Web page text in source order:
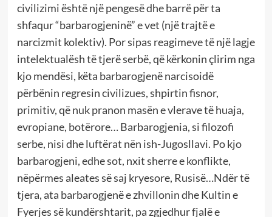
civilizimi është një pengesë dhe barrë për ta
shfaqur “barbarogjeninë” e vet (një trajtë e
narcizmit kolektiv). Por sipas reagimeve të një lagje
intelektualësh të tjerë serbë, që kërkonin çlirim nga
kjo mendësi, këta barbarogjenë narcisoidë
përbënin regresin civilizues, shpirtin fisnor,
primitiv, që nuk pranon masën e vlerave të huaja,
evropiane, botërore… Barbarogjenia, si filozofi
serbe, nisi dhe luftërat nën ish-Jugosllavi. Po kjo
barbarogjeni, edhe sot, nxit sherre e konflikte,
nëpërmes aleates së saj kryesore, Rusisë…Ndër të
tjera, ata barbarogjenë e zhvillonin dhe Kultin e
Fyerjes së kundërshtarit, pa zgjedhur fjalë e